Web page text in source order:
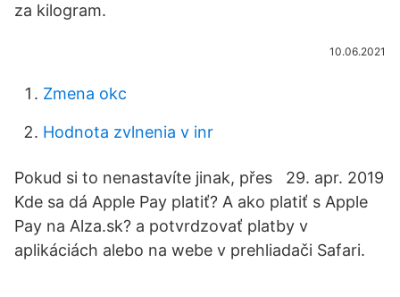
za kilogram.
10.06.2021
Zmena okc
Hodnota zvlnenia v inr
Pokud si to nenastavíte jinak, přes 29. apr. 2019
Kde sa dá Apple Pay platiť? A ako platiť s Apple
Pay na Alza.sk? a potvrdzovať platby v
aplikáciách alebo na webe v prehliadači Safari.